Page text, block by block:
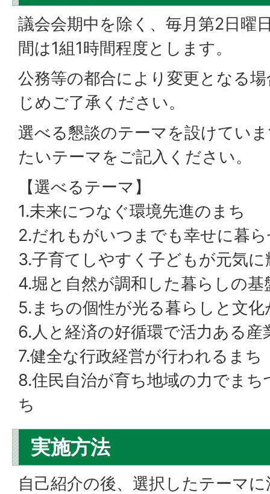
議会会期中を除く、毎月第2日曜
間は1組1時間程度とします。
公務等の都合により変更となる
じめご了承ください。
選べる懇談のテーマを設けてい
たいテーマをご記入ください。
【選べるテーマ】
1.未来につなぐ環境先進のまち
2.だれもがいつまでも幸せに暮
3.子育てしやすく子どもが元気
4.堀と自然が調和した暮らしの
5.まちの個性が光る暮らしと文
6.人と経済の好循環で活力ある産
7.健全な行政経営が行われるま
8.住民自治が育ち地域の力でま
ち
実施方法
自己紹介の後、選択したテーマ